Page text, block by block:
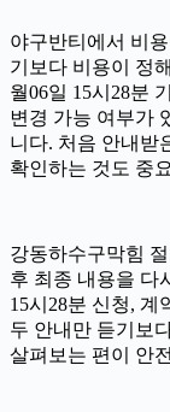
야구반티에서 비
기보다 비용이 정
월06일 15시28분
변경 가능 여부가
니다. 처음 안내받
확인하는 것도 중
강동하수구막힘
후 최종 내용을 다
15시28분 신청, 계
두 안내만 듣기보
살펴보는 편이 안